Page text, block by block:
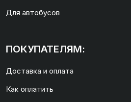
Для автобусов
ПОКУПАТЕЛЯМ:
Доставка и оплата
Как оплатить